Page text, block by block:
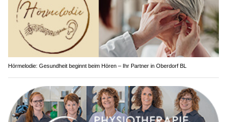
Hörmelodie: Gesundheit beginnt beim Hören – Ihr Partner in Oberdorf BL